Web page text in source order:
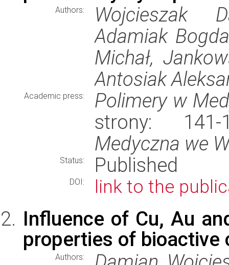
Authors:
Wojcieszak
Adamiak
Michał,
Antosiak
Academic press:
Polimery w
strony:
Medyczna we
Status: Published
DOI: link to the
Influence of Cu, Au
properties of bioactive
Authors: